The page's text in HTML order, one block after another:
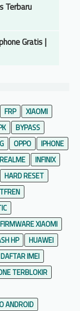
a
p
a
P
o
l
a
T
p
a
R
e
s
e
Terbaru
Gratis |
FRP
XIAOMI
BYPASS
OPPO
IPHONE
REALME
INFINIX
HARD RESET
FIRMWARE XIAOMI
HP
HUAWEI
DAFTAR IMEI
TERBLOKIR
ANDROID